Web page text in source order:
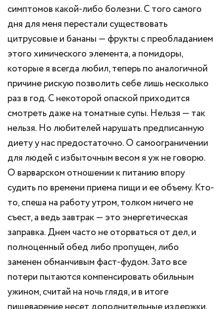
симптомов какой-либо болезни. С того самого
дня для меня перестали существовать
цитрусовые и бананы — фрукты с преобладанием
этого химического элемента, а помидоры,
которые я всегда любил, теперь по аналогичной
причине рискую позволить себе лишь несколько
раз в год. С некоторой опаской приходится
смотреть даже на томатные супы. Нельзя — так
нельзя. Но любителей нарушать предписанную
диету у нас предостаточно. О самоограничении
для людей с избыточным весом я уж не говорю.
О варварском отношении к питанию впору
судить по времени приема пищи и ее объему. Кто-
то, спеша на работу утром, толком ничего не
съест, а ведь завтрак — это энергетическая
заправка. Днем часто не оторваться от дел, и
полноценный обед либо пропущен, либо
заменен обманчивым фаст-фудом. Зато все
потери пытаются компенсировать обильным
ужином, считай на ночь глядя, и в итоге